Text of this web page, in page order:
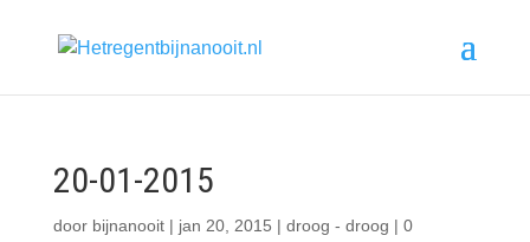
20-01-2015
door bijnanooit| jan 20, 2015 | droog - droog | 0